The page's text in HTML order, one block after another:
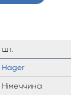
шт.
Hager
Німеччина